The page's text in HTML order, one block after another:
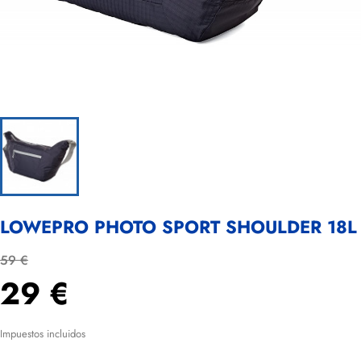
LOWEPRO PHOTO SPORT SHOULDER 18L
59 €
29 €
Impuestos incluidos